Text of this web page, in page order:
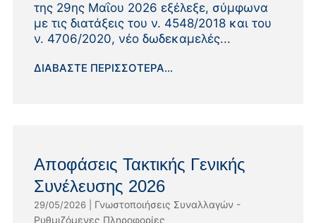
της 29ης Μαΐου 2026 εξέλεξε, σύμφωνα
με τις διατάξεις του ν. 4548/2018 και του
ν. 4706/2020, νέο δωδεκαμελές...
ΔΙΑΒΆΣΤΕ ΠΕΡΙΣΣΌΤΕΡΑ...
Αποφάσεις Τακτικής Γενικής
Συνέλευσης 2026
29/05/2026| Γνωστοποιήσεις Συναλλαγών -
Ρυθμιζόμενες Πληροφορίες